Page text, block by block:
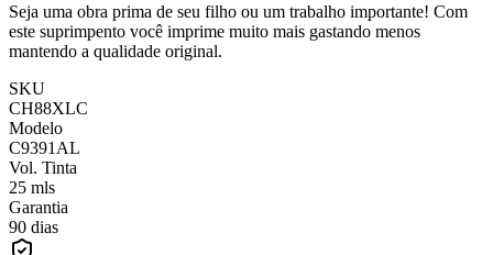
Seja uma obra prima de seu filho ou um trabalho importante! Com
este suprimpento você imprime muito mais gastando menos
mantendo a qualidade original.
SKU
CH88XLC
Modelo
C9391AL
Vol. Tinta
25 mls
Garantia
90 dias